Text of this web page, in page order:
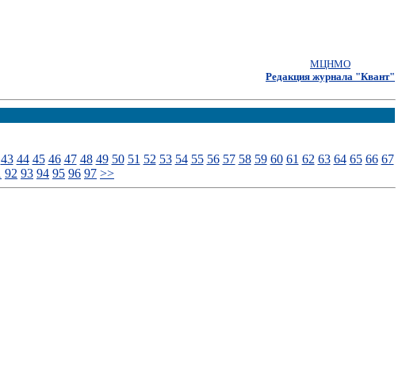
МЦНМО
Редакция журнала "Квант"
43 44 45 46 47 48 49 50 51 52 53 54 55 56 57 58 59 60 61 62 63 64 65 66 67
92 93 94 95 96 97 >>